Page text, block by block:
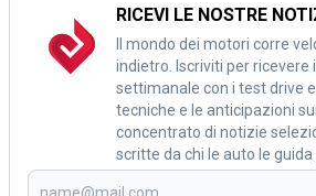
RICEVI LE NOSTRE
Il mondo dei motori corre
indietro. Iscriviti per ricevere
settimanale con i test drive
tecniche e le anticipazioni
concentrato di notizie
scritte da chi le auto le guida